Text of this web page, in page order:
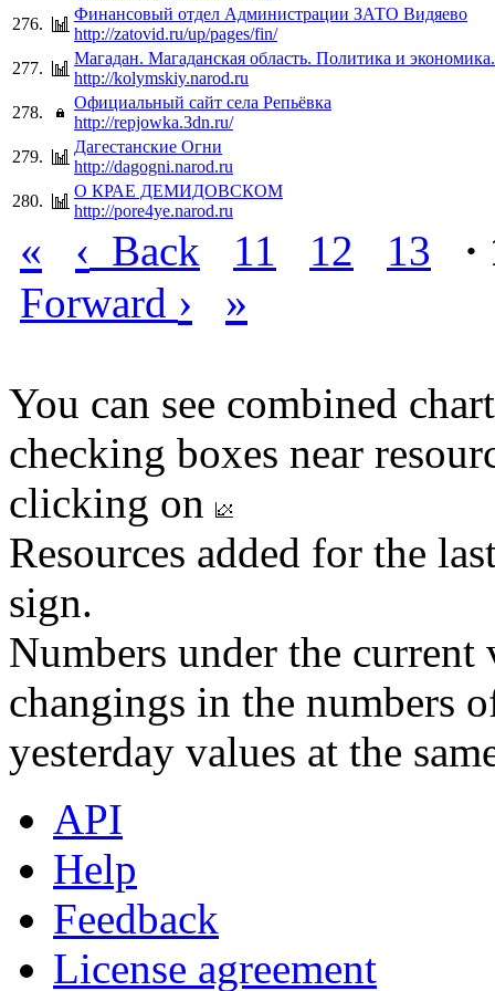
276.
Финансовый отдел Администрации ЗАТО Видяево
http://zatovid.ru/up/pages/fin/
277.
Магадан. Магаданская область. Политика и
http://kolymskiy.narod.ru
278.
Официальный сайт села Репьёвка
http://repjowka.3dn.ru/
279.
Дагестанские Огни
http://dagogni.narod.ru
280.
О КРАЕ ДЕМИДОВСКОМ
http://pore4ye.narod.ru
« ‹ Back 11 12 13
·
Forward › »
You can see combined
checking boxes near
clicking on
Resources added for the
sign.
Numbers under the
changings in the numbers
yesterday values at the
API
Help
Feedback
License agreement